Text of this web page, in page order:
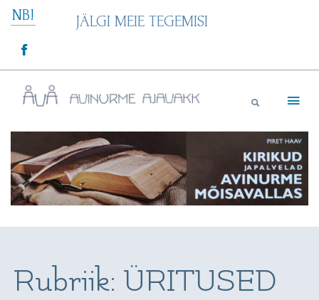
Skip
NB! JÄLGI MEIE TEGEMISI
Avinurme Ajavakk
Rubriik: ÜRITUSED